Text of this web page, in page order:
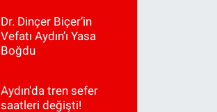
Dr. Dinçer Biçer’in
Vefatı Aydın’ı Yasa
Boğdu
Aydın'da tren sefer
saatleri değişti!